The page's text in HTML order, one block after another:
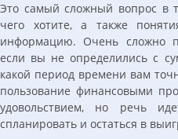
Это самый сложный вопрос в
чего хотите, а также
информацию. Очень сложно
если вы не определились с
какой период времени вам
пользование финансовыми
удовольствием, но речь
спланировать и остаться в